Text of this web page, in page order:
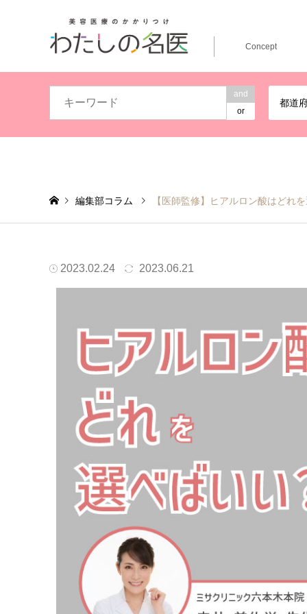
and
or
都道
Concept
編集部コラム 【医師監修】ヒアルロン酸はどれ
2023.02.24 2023.06.21